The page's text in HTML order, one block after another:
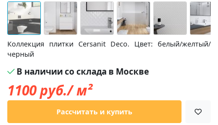
Коллекция плитки Cersanit Deco. Цвет: белый/желтый/
черный
В наличии со склада в Москве
1100руб./ м²
Рассчитать и купить